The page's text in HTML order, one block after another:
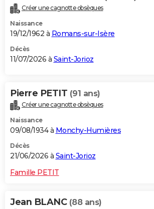
Créer une cagnotte obsèques
Naissance
19/12/1962 à Romans-sur-Isère
Décès
11/07/2026 à Saint-Jorioz
Pierre PETIT (91 ans)
Créer une cagnotte obsèques
Naissance
09/08/1934 à Monchy-Humières
Décès
21/06/2026 à Saint-Jorioz
Famille PETIT
Jean BLANC (88 ans)